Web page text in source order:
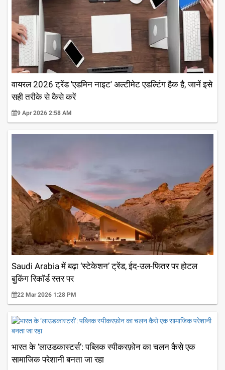
वायरल 2026 ट्रेंड 'एडमिन नाइट' अल्टीमेट एडल्टिंग हैक है, जानें इसे
सही तरीके से कैसे करें
9 Apr 2026 2:58 AM
Saudi Arabia में बढ़ा ‘स्टेकेशन’ ट्रेंड, ईद-उल-फितर पर होटल
बुकिंग रिकॉर्ड स्तर पर
22 Mar 2026 1:28 PM
भारत के ‘लाउडकास्टर्स’: पब्लिक स्पीकरफ़ोन का चलन कैसे एक
सामाजिक परेशानी बनता जा रहा